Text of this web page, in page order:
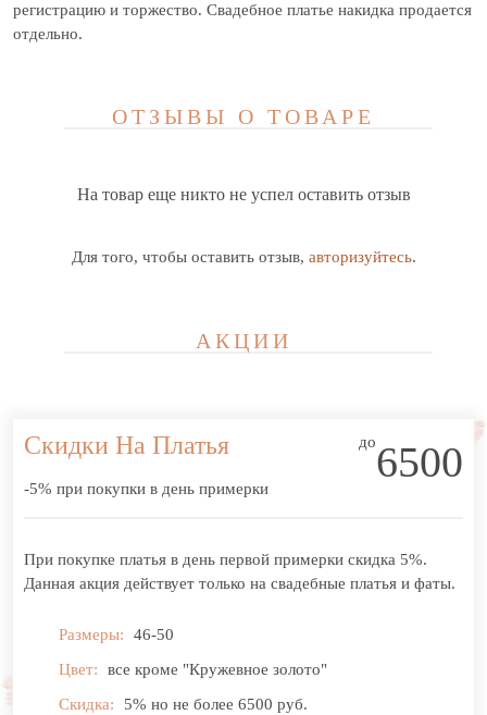
регистрацию и торжество. Свадебное платье накидка продается
отдельно.
ОТЗЫВЫ О ТОВАРЕ
На товар еще никто не успел оставить отзыв
Для того, чтобы оставить отзыв, авторизуйтесь.
АКЦИИ
Скидки На Платья
-5% при покупки в день примерки
до6500
При покупке платья в день первой примерки скидка 5%.
Данная акция действует только на свадебные платья и фаты.
Размеры:
46-50
Цвет:
все кроме "Кружевное золото"
Скидка:
5% но не более 6500 руб.